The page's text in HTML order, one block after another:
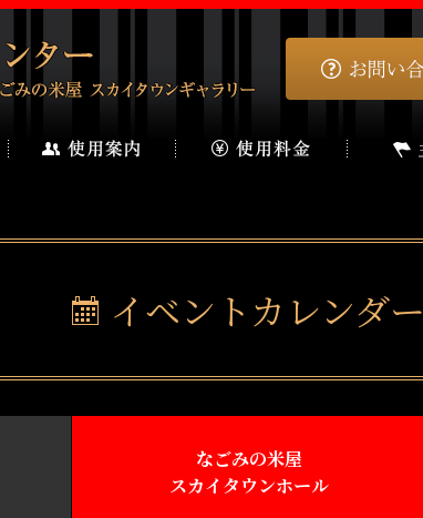
イベントカレンダー
なごみの米屋
スカイタウンホール